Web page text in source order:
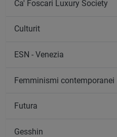
Ca' Foscari Luxury Society
Culturit
ESN - Venezia
Femminismi contemporanei
Futura
Gesshin